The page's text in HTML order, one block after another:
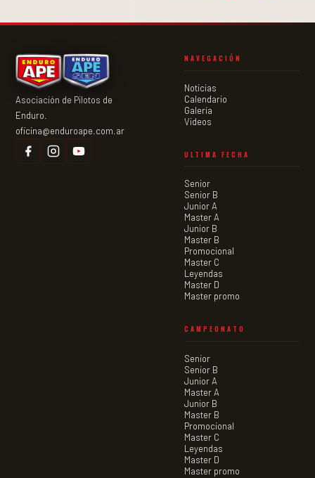
Asociación de Pilotos de
Enduro.
oficina@enduroape.com.ar
NAVEGACIÓN
Noticias
Calendario
Galería
Videos
ULTIMA FECHA
Senior
Senior B
Junior A
Master A
Junior B
Master B
Promocional
Master C
Leyendas
Master D
Master promo
CAMPEONATO
Senior
Senior B
Junior A
Master A
Junior B
Master B
Promocional
Master C
Leyendas
Master D
Master promo